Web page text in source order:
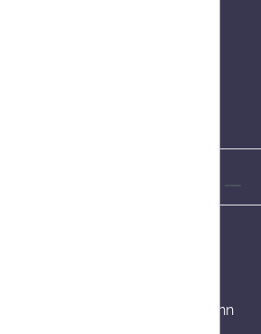
ggf. Nachnahmegebühren, wenn